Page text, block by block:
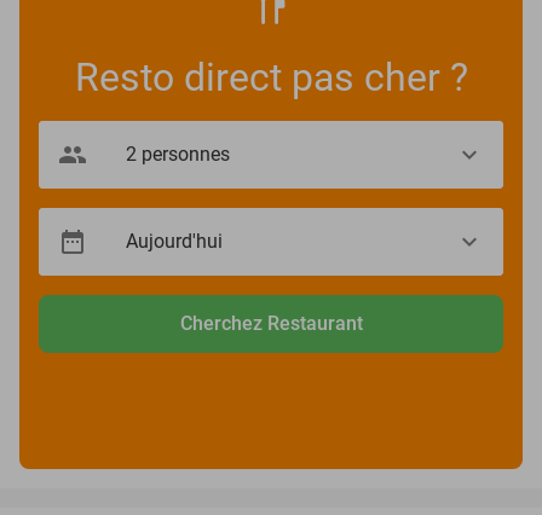
Resto direct pas cher ?
Cherchez Restaurant